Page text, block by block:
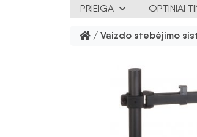
PRIEIGA
OPTINIAI
/ Vaizdo stebėjimo